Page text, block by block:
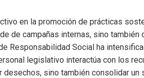
en la promoción de prácticas
de campañas internas, sino también
Responsabilidad Social ha
legislativo interactúa con los
sino también consolidar un